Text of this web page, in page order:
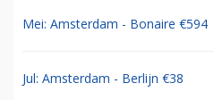
Mei: Amsterdam - Bonaire €594
Jul: Amsterdam - Berlijn €38